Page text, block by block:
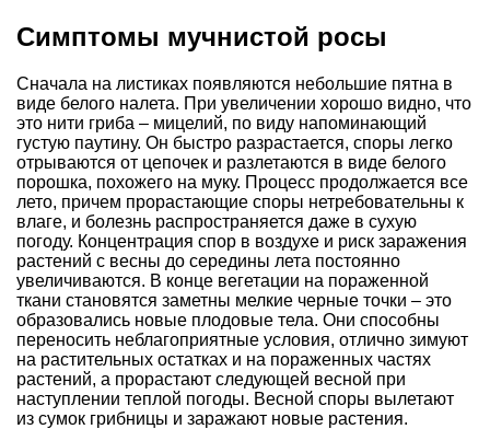
Симптомы мучнистой росы
Сначала на листиках появляются небольшие пятна в
виде белого налета. При увеличении хорошо видно, что
это нити гриба – мицелий, по виду напоминающий
густую паутину. Он быстро разрастается, споры легко
отрываются от цепочек и разлетаются в виде белого
порошка, похожего на муку. Процесс продолжается все
лето, причем прорастающие споры нетребовательны к
влаге, и болезнь распространяется даже в сухую
погоду. Концентрация спор в воздухе и риск заражения
растений с весны до середины лета постоянно
увеличиваются. В конце вегетации на пораженной
ткани становятся заметны мелкие черные точки – это
образовались новые плодовые тела. Они способны
переносить неблагоприятные условия, отлично зимуют
на растительных остатках и на пораженных частях
растений, а прорастают следующей весной при
наступлении теплой погоды. Весной споры вылетают
из сумок грибницы и заражают новые растения.